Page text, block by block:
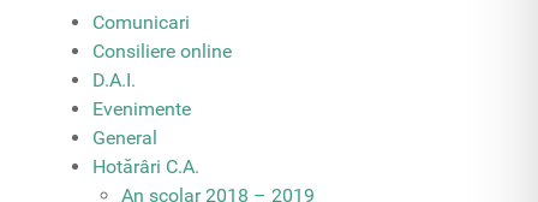
Comunicari
Consiliere online
D.A.I.
Evenimente
General
Hotărâri C.A.
An școlar 2018 – 2019